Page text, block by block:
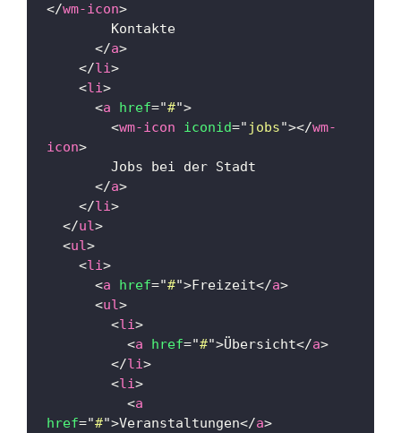
</wm-icon>
        Kontakte
</a>
</li>
<li>
<a href="#">
<wm-icon iconid=" jobs"></wm-
icon>
        Jobs bei der Stadt
</a>
</li>
</ul>
<ul>
<li>
<a href="#">Freizeit</a>
<ul>
<li>
<a href="#">Übersicht</a>
</li>
<li>
<a
href="#">Veranstaltungen</a>